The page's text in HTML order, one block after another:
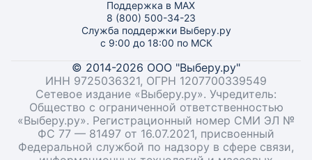
Поддержка в MAX
8 (800) 500-34-23
Служба поддержки Выберу.ру
с 9:00 до 18:00 по МСК
© 2014-2026 ООО "Выберу.ру"
ИНН 9725036321, ОГРН 1207700339549
Сетевое издание «Выберу.ру». Учредитель:
Общество с ограниченной ответственностью
«Выберу.ру». Регистрационный номер СМИ ЭЛ №
ФС 77 — 81497 от 16.07.2021, присвоенный
Федеральной службой по надзору в сфере связи,